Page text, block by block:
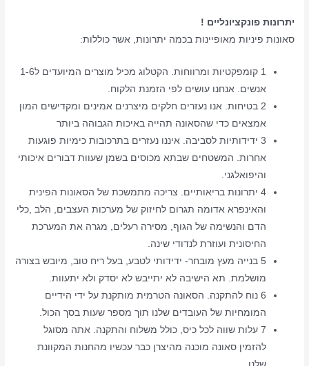
יתרונות פונקציונליים !
סאונות פיניות מאופיינות בכמה יתרונות, אשר כוללות:
1 קומפקטיות ומרווחות. הקטלוג מכיל מוצרים המיועדים ל1-6
אנשים. אנחנו עושים לפי הזמנת הלקוח.
2 בטיחות. אנו נעזרים חלקים מיצרנים אמינים ומקדישים המון
אמצאים כדי שהסאונה תהייה באיכות הגבוהה ביותר
3 ידידותיות לסביבה. איננו נעזרים בתרכובות כימיות פוגעות
אחרות. המשטחים שבתא מכוסים בשמן שעוות דבורים איכותי
והיפואלגני.
4 יתרונות בריאותיים. צריכה מתמשכת של הסאונות הפינית
והאינפרא אדומה תגרום לחיזוק של מערכות העצבים, הלב ,כלי
הדם והנשימה של הגוף, מסירה רעלים, מגרה את המערכת
החיסונית ועוזרת לנדודי שינה.
5 בנייה מעץ מובחר- ידידותי לטבע, בעל ריח טוב, מיובש בצורה
מושלמת. תא הישיבה לא יתייבש לא יסדק ולא יתעוות.
6 נוח להתקנה. הסאונה הטרמית מותקנת על ידי הידיים
המומחיות של העובדים שלנו תוך מספר שעות בסך הכול.
7 עלות שווה לכל כיס, כולל משלוח והתקנה. אתה מסוגל
להזמין סאונה מוכנה מהיצרן כבר עכשיו מהחנות המקוונת